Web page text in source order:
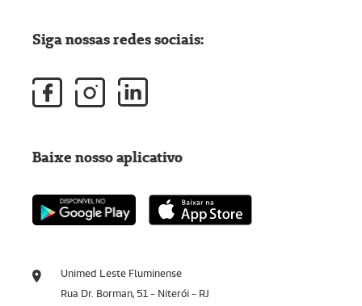
Unimed Leste Fluminense
Rua Dr. Borman, 51 - Niterói - RJ
Siga nossas redes sociais:
Baixe nosso aplicativo